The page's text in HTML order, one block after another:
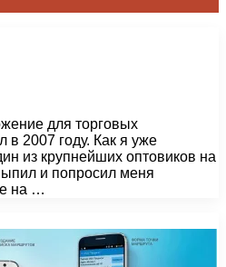
для торговых
в 2007 году. Как я уже
из крупнейших оптовиков на
и попросил меня
на …